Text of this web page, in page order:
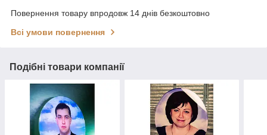
Повернення товару впродовж 14 днів безкоштовно
Всі умови повернення
Подібні товари компанії